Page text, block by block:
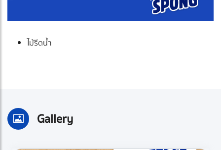
ไม้รีดน้ำ
Gallery